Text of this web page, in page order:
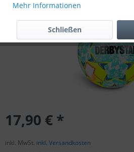
17,90 € *
inkl. MwSt. inkl. Versandkosten
Mehr Informationen
Schließen